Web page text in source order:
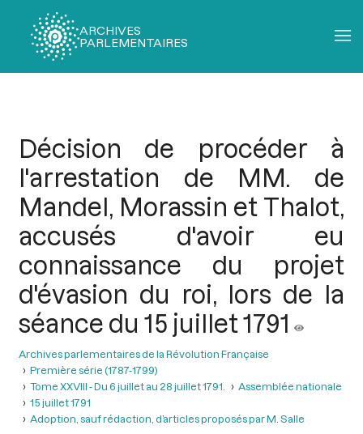
ARCHIVES
PARLEMENTAIRES
Décision de procéder à
l'arrestation de MM. de
Mandel, Morassin et Thalot,
accusés d'avoir eu
connaissance du projet
d'évasion du roi, lors de la
séance du 15 juillet 1791
Archives parlementaires de la Révolution Française
Première série (1787-1799)
Tome XXVIII - Du 6 juillet au 28 juillet 1791.
Assemblée nationale
15 juillet 1791
Adoption, sauf rédaction, d’articles proposés par M. Salle